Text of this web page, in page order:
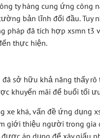
ty hàng cung ứng
bản lĩnh đối đầu. Tuy
pháp đã tích hợp xsmn
thực hiện.
sở hữu khả năng thấy
khuyến mãi để buổi tối
xe khá, vấn đề ứng dụng
giới thiệu người trong gia
áp dụng để xây giấu